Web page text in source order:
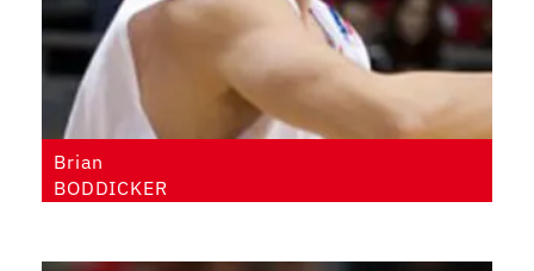
Brian
BODDICKER